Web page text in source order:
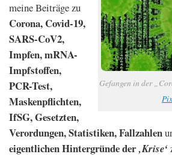
Gefangen in der
meine Beiträge zu
Corona, Covid-19,
SARS-CoV2,
Impfen, mRNA-
Impfstoffen,
PCR-Test,
Maskenpflichten,
IfSG, Gesetzten,
Verordungen, Statistiken, Fallzahlen
eigentlichen Hintergründe der‚Krise‘